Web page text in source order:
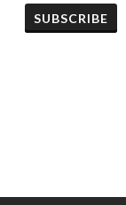
SUBSCRIBE